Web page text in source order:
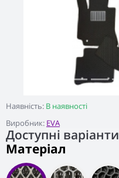
Наявність: В наявності
Виробник: EVA
Доступні варіанти
Матеріал